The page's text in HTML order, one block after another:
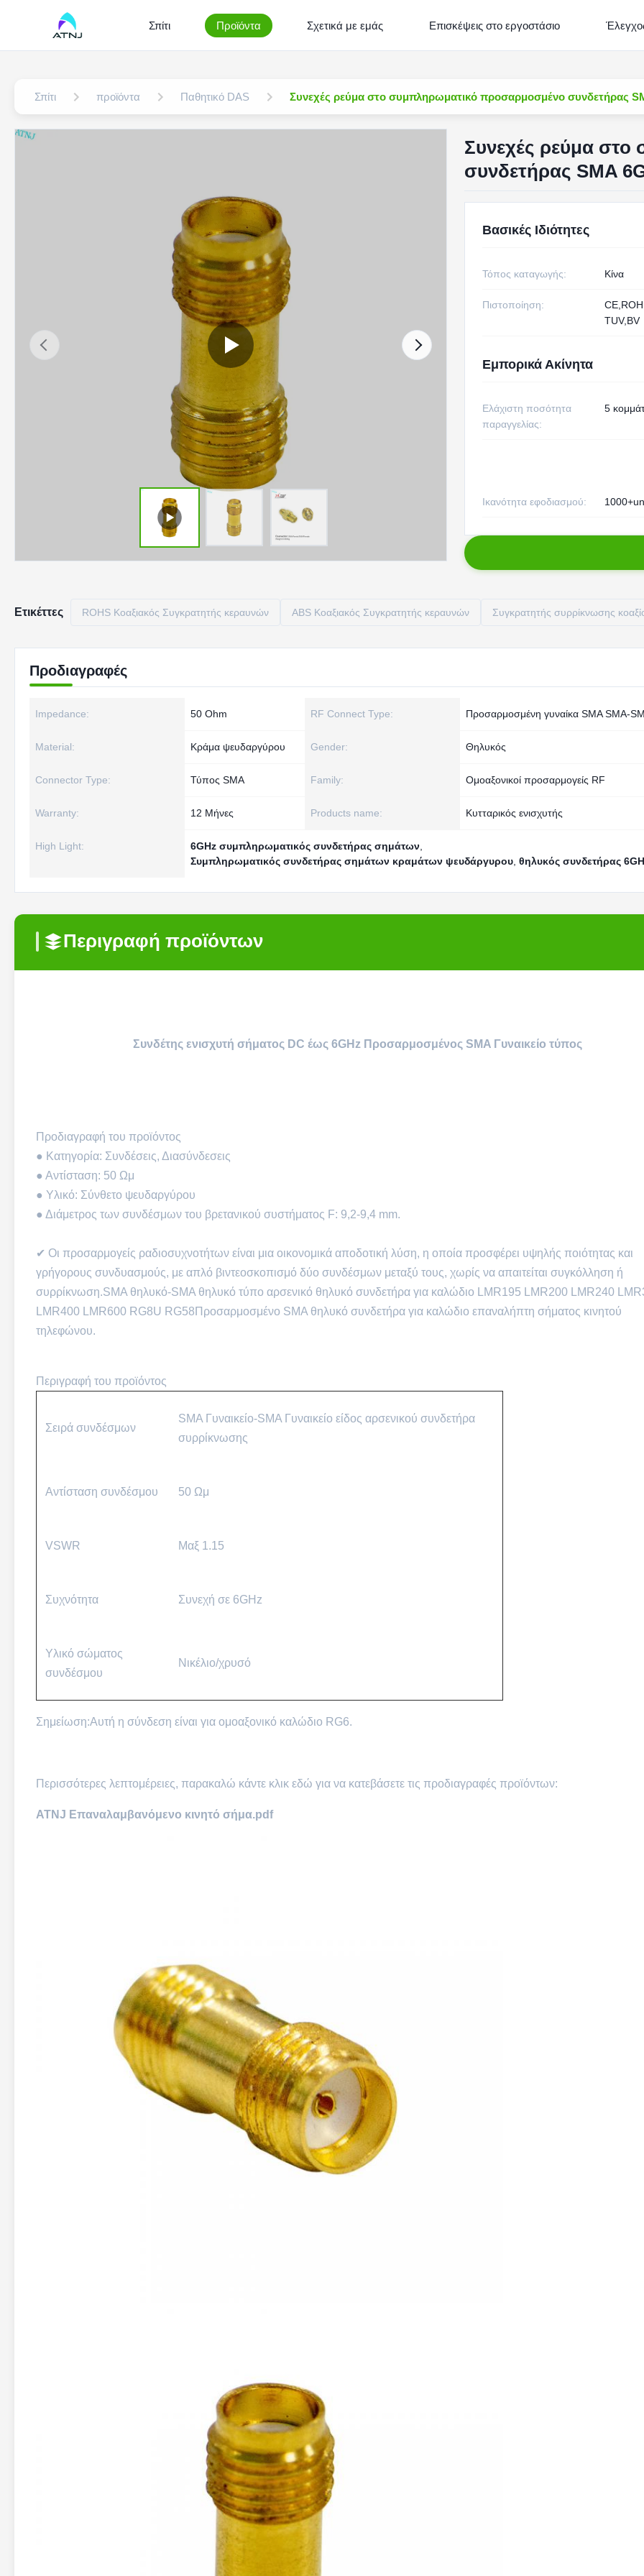
Σπίτι Προϊόντα Σχετικά με εμάς Επισκέψεις στο εργοστάσιο
Σπίτι προϊόντα Παθητικό DAS Συνεχές ρεύμα στο συμπληρωματικό προσαρμοσμένο συνδετήρας
Συνεχές ρεύμα
συνδετήρας SMA
Βασικές Ιδιότητες
Τόπος καταγωγής: Κίνα
Πιστοποίηση:
TUV,BV
Εμπορικά Ακίνητα
Ελάχιστη ποσότητα
παραγγελίας:
5
Ικανότητα εφοδιασμού:
Ετικέττες ROHS Κοαξιακός Συγκρατητής κεραυνών ABS Κοαξιακός Συγκρατητής κεραυνών Συγκρατητής συρρίκνωσης
Προδιαγραφές
Impedance: 50 Ohm RF Connect Type: Προσαρμοσμένη γυναίκα SMA SMA-
Material: Κράμα ψευδαργύρου Gender: Θηλυκός
Connector Type: Τύπος SMA Family: Ομοαξονικοί προσαρμογείς RF
Warranty: 12 Μήνες Products name: Κυτταρικός ενισχυτής
High Light: 6GHz συμπληρωματικός συνδετήρας σημάτων
Συμπληρωματικός συνδετήρας σημάτων κραμάτων ψευδάργυρου θηλυκός συνδετήρας
Περιγραφή προϊόντων
Συνδέτης ενισχυτή σήματος DC έως 6GHz Προσαρμοσμένος SMA Γυναικείο τύπος
Προδιαγραφή του προϊόντος
● Κατηγορία: Συνδέσεις, Διασύνδεσεις
● Αντίσταση: 50 Ωμ
● Υλικό: Σύνθετο ψευδαργύρου
● Διάμετρος των συνδέσμων του βρετανικού συστήματος F: 9,2-9,4 mm.
✔ Οι προσαρμογείς ραδιοσυχνοτήτων είναι μια οικονομικά αποδοτική λύση, η οποία προσφέρει υψηλής ποιότητας και
γρήγορους συνδυασμούς, με απλό βιντεοσκοπισμό δύο συνδέσμων μεταξύ τους, χωρίς να απαιτείται συγκόλληση ή
συρρίκνωση.SMA θηλυκό-SMA θηλυκό τύπο αρσενικό θηλυκό συνδετήρα για καλώδιο LMR195 LMR200 LMR240
LMR400 LMR600 RG8U RG58Προσαρμοσμένο SMA θηλυκό συνδετήρα για καλώδιο επαναλήπτη σήματος κινητού
τηλεφώνου.
Περιγραφή του προϊόντος
Σειρά συνδέσμων
SMA Γυναικείο-SMA Γυναικείο είδος αρσενικού συνδετήρα
συρρίκνωσης
Αντίσταση συνδέσμου 50 Ωμ
VSWR Μαξ 1.15
Συχνότητα Συνεχή σε 6GHz
Υλικό σώματος
συνδέσμου
Νικέλιο/χρυσό
Σημείωση:Αυτή η σύνδεση είναι για ομοαξονικό καλώδιο RG6.
Περισσότερες λεπτομέρειες, παρακαλώ κάντε κλικ εδώ για να κατεβάσετε τις προδιαγραφές προϊόντων:
ATNJ Επαναλαμβανόμενο κινητό σήμα.pdf